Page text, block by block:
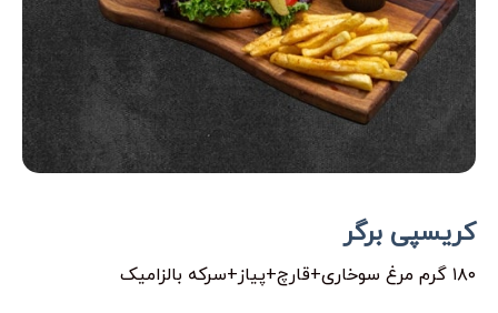
کریسپی برگر
۱۸۰ گرم مرغ سوخاری+قارچ+پیاز+سرکه بالزامیک